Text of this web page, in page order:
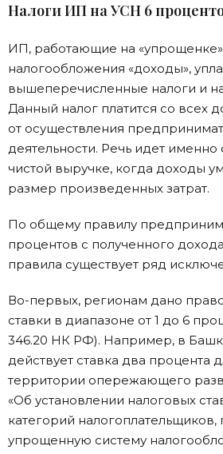
Налоги ИП на УСН 6
ИП, работающие на
налогообложения «доходы»,
вышеперечисленные налоги и
Данный налог платится со всех
от осуществления
деятельности. Речь идет именно
чистой выручке, когда доходы
размер произведенных затрат.
По общему правилу
процентов с полученного
правила существует ряд
Во-первых, регионам дано право
ставки в диапазоне от 1 до 6
346.20 НК РФ). Например, в
действует ставка два процента
территории опережающего
«Об установлении налоговых
категорий
упрощенную систему